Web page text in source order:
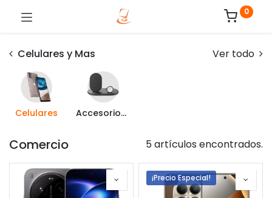
0
Celulares y Mas Ver todo
Celulares Accesorios para Celulares
Comercio 5 artículos encontrados.
¡Precio Especial!